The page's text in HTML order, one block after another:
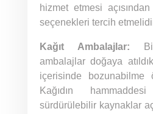
hizmet etmesi
seçenekleri tercih
Kağıt Ambalajlar:
ambalajlar doğaya
içerisinde bozunabilme
Kağıdın
sürdürülebilir kaynaklar